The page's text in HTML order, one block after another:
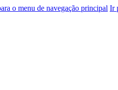
o menu de navegação principal Ir